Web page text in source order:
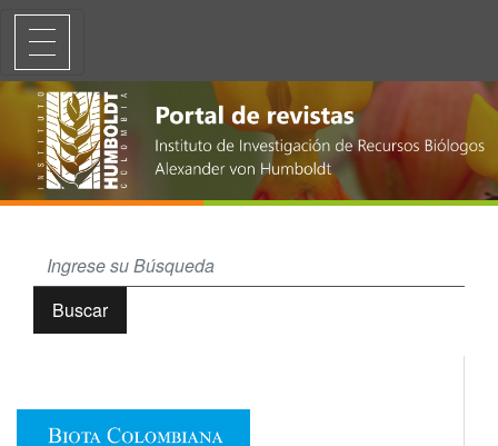
Alianzas para la restauración de ecosistemas. I Simposio Regional
Buscar